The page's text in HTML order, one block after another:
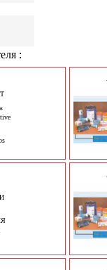
: